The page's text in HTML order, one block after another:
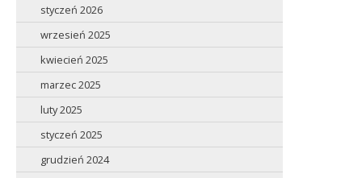
styczeń 2026
wrzesień 2025
kwiecień 2025
marzec 2025
luty 2025
styczeń 2025
grudzień 2024